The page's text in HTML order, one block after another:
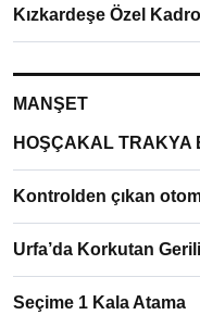
Kızkardeşe Özel Kadro
MANŞET
HOŞÇAKAL
Kontrolden çıkan
Urfa’da Korkutan
Seçime 1 Kala Atama